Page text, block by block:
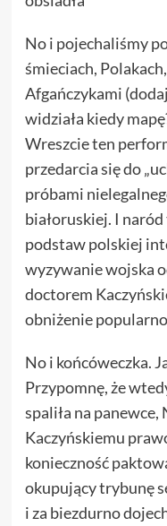
No i pojechaliśmy
śmieciach,
Afgańczykami
widziała kiedy
Wreszcie ten
przedarcia się do
próbami
białoruskiej. I
podstaw polskiej
wyzywanie wojska
doctorem
obniżenie
No i końcóweczka.
Przypomnę, że
spaliła na
Kaczyńskiemu
konieczność
okupujący trybunę
i za biezdurno